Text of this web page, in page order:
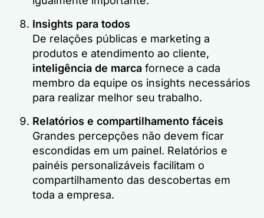
Insights para todos
De relações públicas e marketing a
produtos e atendimento ao cliente,
inteligência de marca fornece a cada
membro da equipe os insights necessários
para realizar melhor seu trabalho.
Relatórios e compartilhamento fáceis
Grandes percepções não devem ficar
escondidas em um painel. Relatórios e
painéis personalizáveis facilitam o
compartilhamento das descobertas em
toda a empresa.